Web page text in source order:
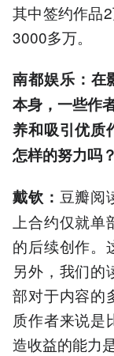
其中签约作品
3000多万。
南都娱乐：在
本身，一些作
养和吸引优质
怎样的努力吗？
戴钦： 豆瓣阅
上合约仅就单
的后续创作。
另外，我们的
部对于内容的
质作者来说是
造收益的能力